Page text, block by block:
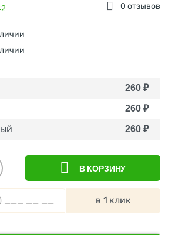
0 отзывов
260 ₽
260 ₽
260 ₽
В КОРЗИНУ
в 1 клик